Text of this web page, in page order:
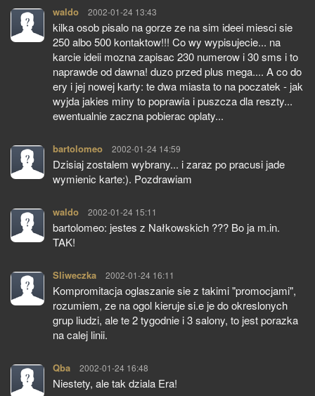
waldo pisze:
2002-01-24 13:43
kilka osob pisalo na gorze ze na sim ideei miesci sie
250 albo 500 kontaktow!!! Co wy wypisujecie... na
karcie ideii mozna zapisac 230 numerow i 30 sms i to
naprawde od dawna! duzo przed plus mega.... A co do
ery i jej nowej karty: te dwa miasta to na poczatek - jak
wyjda jakies miny to poprawia i puszcza dla reszty...
ewentualnie zaczna pobierac oplaty...
bartolomeo pisze:
2002-01-24 14:59
Dzisiaj zostalem wybrany... i zaraz po pracusi jade
wymienic karte:). Pozdrawiam
waldo pisze:
2002-01-24 15:11
bartolomeo: jestes z Nałkowskich ??? Bo ja m.in.
TAK!
Sliweczka pisze:
2002-01-24 16:11
Kompromitacja oglaszanie sie z takimi "promocjami",
rozumiem, ze na ogol kieruje si.e je do okreslonych
grup liudzi, ale te 2 tygodnie i 3 salony, to jest porazka
na calej linii.
Qba pisze:
2002-01-24 16:48
Niestety, ale tak dziala Era!